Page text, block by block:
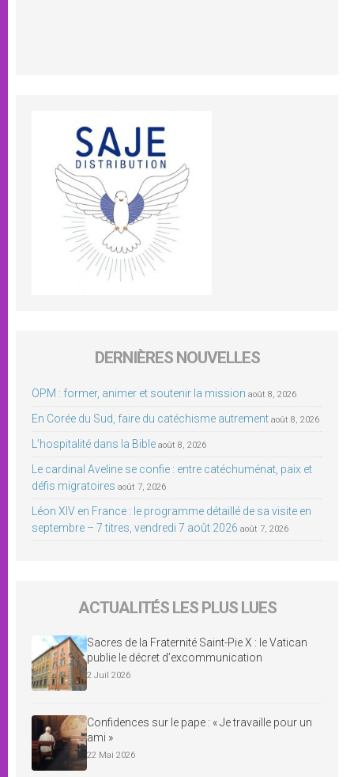
DERNIÈRES NOUVELLES
OPM : former, animer et soutenir la mission août 8, 2026
En Corée du Sud, faire du catéchisme autrement août 8, 2026
L’hospitalité dans la Bible août 8, 2026
Le cardinal Aveline se confie : entre catéchuménat, paix et
défis migratoires août 7, 2026
Léon XIV en France : le programme détaillé de sa visite en
septembre – 7 titres, vendredi 7 août 2026 août 7, 2026
ACTUALITÉS LES PLUS LUES
Sacres de la Fraternité Saint-Pie X : le Vatican
publie le décret d’excommunication
2 Juil 2026
Confidences sur le pape : « Je travaille pour un
ami »
22 Mai 2026